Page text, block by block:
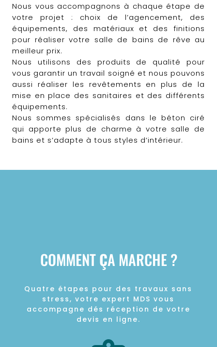
Nous vous accompagnons à chaque étape de
votre projet : choix de l’agencement, des
équipements, des matériaux et des finitions
pour réaliser votre salle de bains de rêve au
meilleur prix.
Nous utilisons des produits de qualité pour
vous garantir un travail soigné et nous pouvons
aussi réaliser les revêtements en plus de la
mise en place des sanitaires et des différents
équipements.
Nous sommes spécialisés dans le béton ciré
qui apporte plus de charme à votre salle de
bains et s’adapte à tous styles d’intérieur.
COMMENTÇA MARCHE ?
Quatre étapes pour des travaux sans
stress, votre expert MDS vous
accompagne dés réception de votre
devis en ligne.